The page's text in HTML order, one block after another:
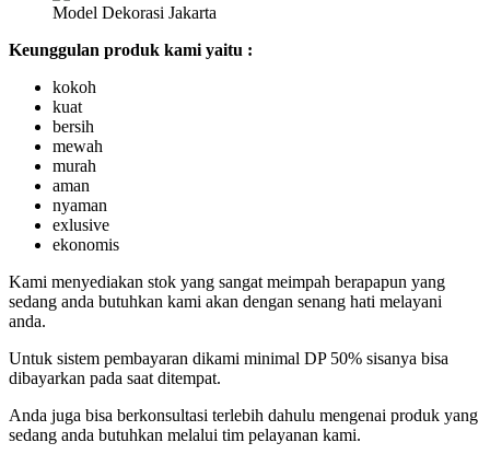
Keunggulan produk kami yaitu :
kokoh
kuat
bersih
mewah
murah
aman
nyaman
exlusive
ekonomis
Kami menyediakan stok yang sangat meimpah berapapun yang
sedang anda butuhkan kami akan dengan senang hati melayani
anda.
Untuk sistem pembayaran dikami minimal DP 50% sisanya bisa
dibayarkan pada saat ditempat.
Anda juga bisa berkonsultasi terlebih dahulu mengenai produk yang
sedang anda butuhkan melalui tim pelayanan kami.